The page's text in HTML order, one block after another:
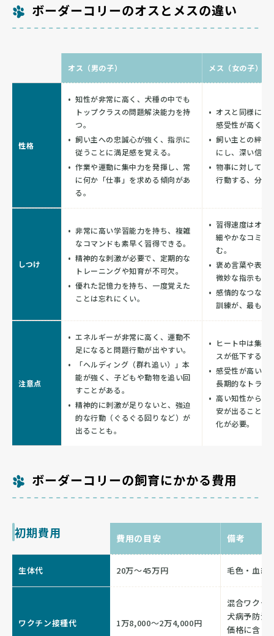
ボーダーコリーのオスとメスの違い
オス（男の子） メス（女の子）
性格
知性が非常に高く、犬種の中でも
トップクラスの問題解決能力を持
つ。
飼い主への忠誠心が強く、指示に
従うことに満足感を覚える。
作業や運動に集中力を発揮し、常
に何か「仕事」を求める傾向があ
る。
オスと同様に非
感受性が高く感
飼い主との絆を
にし、深い信頼
物事に対して慎
行動する、分析
しつけ
非常に高い学習能力を持ち、複雑
なコマンドも素早く習得できる。
精神的な刺激が必要で、定期的な
トレーニングや知育が不可欠。
優れた記憶力を持ち、一度覚えた
ことは忘れにくい。
習得速度はオス
細やかなコミュ
む。
褒め言葉や表情
微妙な指示も理
感情的なつなが
訓練が、最も効
注意点
エネルギーが非常に高く、運動不
足になると問題行動が出やすい。
「ヘルディング（群れ追い）」本
能が強く、子どもや動物を追い回
すことがある。
精神的に刺激が足りないと、強迫
的な行動（ぐるぐる回りなど）が
出ることも。
ヒート中は集中
スが低下するこ
感受性が高いた
長期的なトラウ
高い知性からく
安が出ることも
化が必要。
ボーダーコリーの飼育にかかる費用
初期費用 費用の目安 備考
生体代 20万〜45万円 毛色・血統
ワクチン接種代 1万8,000〜2万4,000円
混合ワクチ
犬病予防注
価格に含ま